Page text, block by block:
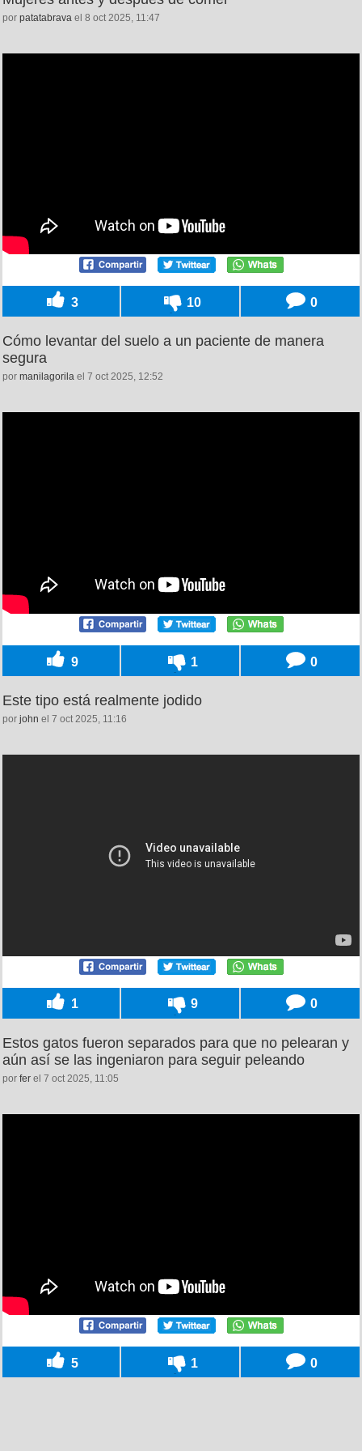
por patatabrava el 8 oct 2025, 11:47
3 10 0
Cómo levantar del suelo a un paciente de manera
segura
por manilagorila el 7 oct 2025, 12:52
9 1 0
Este tipo está realmente jodido
por john el 7 oct 2025, 11:16
1 9 0
Estos gatos fueron separados para que no pelearan y
aún así se las ingeniaron para seguir peleando
por fer el 7 oct 2025, 11:05
5 1 0